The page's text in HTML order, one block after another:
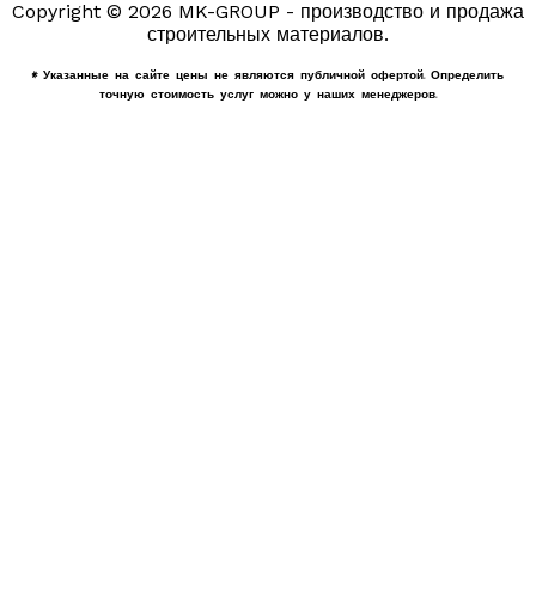
Copyright © 2026 MK-GROUP - производство и продажа
строительных материалов.
* Указанные на сайте цены не являются публичной офертой. Определить
точную стоимость услуг можно у наших менеджеров.